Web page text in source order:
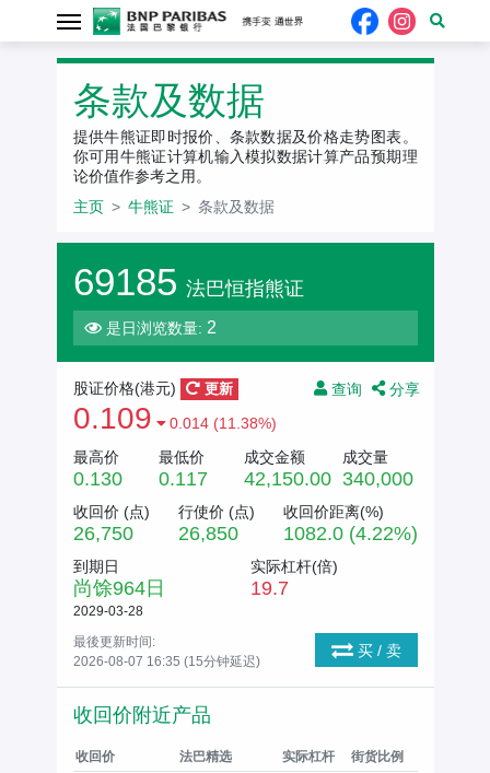
条款及数据
提供牛熊证即时报价、条款数据及价格走势图表。
你可用牛熊证计算机输入模拟数据计算产品预期理
论价值作参考之用。
主页
牛熊证 条款及数据
69185 法巴恒指熊证
是日浏览数量: 2
查询 分享
股证价格(港元) 更新
0.109
0.014 (11.38%)
最高价
0.130
最低价
0.117
成交金额
42,150.00
成交量
340,000
收回价 (点)
26,750
行使价 (点)
26,850
收回价距离(%)
1082.0 (4.22%)
到期日
尚馀964日
2029-03-28
实际杠杆(倍)
19.7
最後更新时间:
2026-08-07 16:35 (15分钟延迟)
买 / 卖
收回价附近产品
收回价 法巴精选 实际杠杆
街货比例